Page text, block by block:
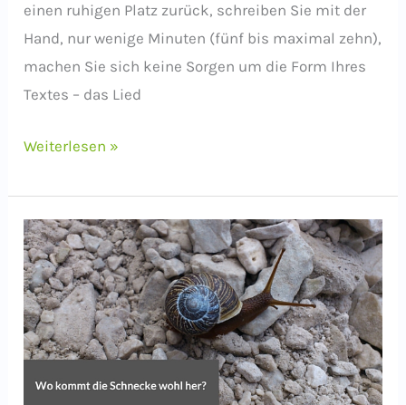
einen ruhigen Platz zurück, schreiben Sie mit der
Hand, nur wenige Minuten (fünf bis maximal zehn),
machen Sie sich keine Sorgen um die Form Ihres
Textes – das Lied
Schreib-
Ein
Lied
für
den
Wal
Weiterlesen »